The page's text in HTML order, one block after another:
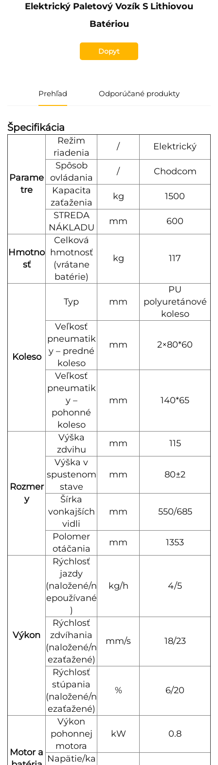
Elektrický Paletový Vozík S Lithiovou
Batériou
Dopyt
Prehľad Odporúčané produkty
Špecifikácia
Parame
tre
Režim
riadenia
/
Elektrický
Spôsob
ovládania
/
Chodcom
Kapacita
zaťaženia
kg
1500
STREDA
NÁKLADU
mm 600
Hmotno
sť
Celková
hmotnosť
(vrátane
batérie)
kg 117
Koleso
Typ mm
PU
polyuretánové
koleso
Veľkosť
pneumatik
y – predné
koleso
mm 2×80*60
Veľkosť
pneumatik
y –
pohonné
koleso
mm 140*65
Rozmer
y
Výška
zdvihu
mm
115
Výška v
spustenom
stave
mm 80±2
Šírka
vonkajších
vidli
mm 550/685
Polomer
otáčania
mm 1353
Výkon
Rýchlosť
jazdy
(naložené/n
epoužívané
)
kg/h 4/5
Rýchlosť
zdvíhania
(naložené/n
ezaťažené)
mm/s 18/23
Rýchlosť
stúpania
(naložené/n
ezaťažené)
% 6/20
Motor a
Výkon
pohonnej
motora
kW 0.8
Napätie/ka